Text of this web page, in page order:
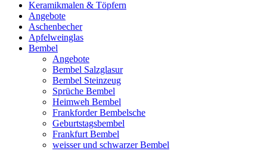
Keramikmalen & Töpfern
Angebote
Aschenbecher
Apfelweinglas
Bembel
Angebote
Bembel Salzglasur
Bembel Steinzeug
Sprüche Bembel
Heimweh Bembel
Frankforder Bembelsche
Geburtstagsbembel
Frankfurt Bembel
weisser und schwarzer Bembel